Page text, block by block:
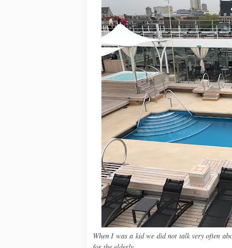
When I was a kid we did not talk very often